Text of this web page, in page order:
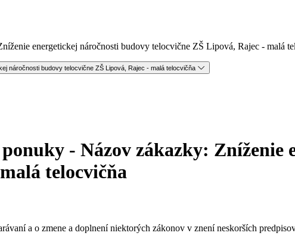
energetickej náročnosti budovy telocvične ZŠ Lipová, Rajec - malá
náročnosti budovy telocvične ZŠ Lipová, Rajec - malá telocvičňa
- Názov zákazky:
telocvičňa
a o zmene a doplnení niektorých zákonov v znení neskorších